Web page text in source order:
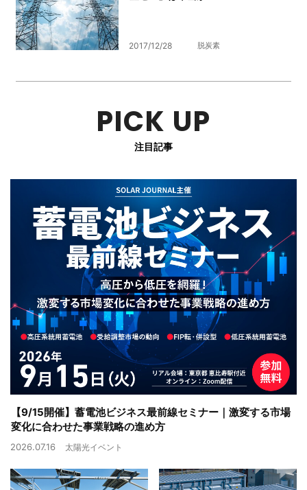
2017/12/28 脱炭素
PICK UP
注目記事
【9/15開催】蓄電池ビジネス最前線セミナー｜激変する市場
変化に合わせた事業戦略の進め方
2026.07.16 太陽光イベント